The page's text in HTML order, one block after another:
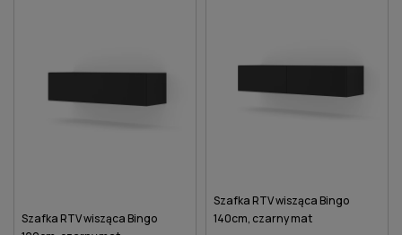
Szafka RTV wisząca Bingo
Szafka RTV wisząca Bingo
140cm, czarny mat